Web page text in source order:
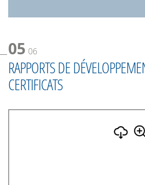
05 06
RAPPORTS DE
CERTIFICATS